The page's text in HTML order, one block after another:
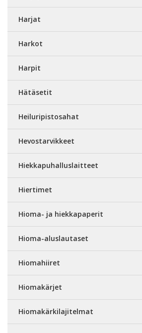
Harjat
Harkot
Harpit
Hätäsetit
Heiluripistosahat
Hevostarvikkeet
Hiekkapuhalluslaitteet
Hiertimet
Hioma- ja hiekkapaperit
Hioma-aluslautaset
Hiomahiiret
Hiomakärjet
Hiomakärkilajitelmat